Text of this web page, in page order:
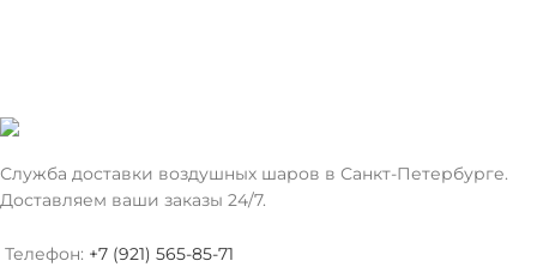
Служба доставки воздушных шаров в Санкт-Петербурге.
Доставляем ваши заказы 24/7.
Телефон: +7 (921) 565-85-71